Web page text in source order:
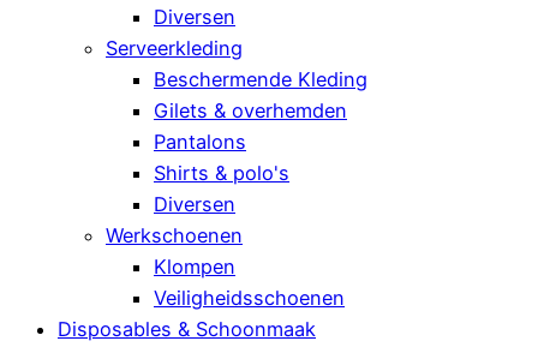
Diversen
Serveerkleding
Beschermende Kleding
Gilets & overhemden
Pantalons
Shirts & polo's
Diversen
Werkschoenen
Klompen
Veiligheidsschoenen
Disposables & Schoonmaak